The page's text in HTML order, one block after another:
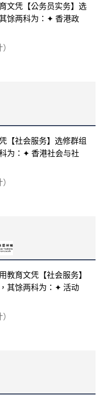
文凭【公务员实务】选
馀两科为：✦ 香港政
【社会服务】选修群组
为：✦ 香港社会与社
育文凭【社会服务】
其馀两科为：✦ 活动